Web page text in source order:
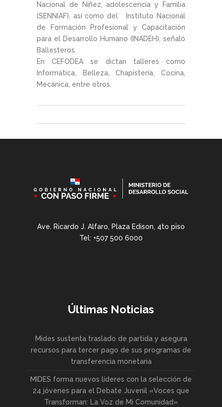
Nacional de Niñez, adolescencia y Familia
(SENNIAF), así como del Instituto Nacional
de Formación Profesional y Capacitación
para el Desarrollo Humano (INADEH), señaló
Ballesteros.
En CEFODEA se dictan talleres como
Informática, Belleza, Chapistería, Cocina,
Mecánica, entre otros.
Ave. Ricardo J. Alfaro, Plaza Edison, 4to piso
Tel: +507 500 6000
Últimas Noticias
Mides sustenta traslado de partida y asegura
recursos para tercer pago de sus programas de
transferencia monetaria
MIDES forma nuevos líderes con la selección de
24 jóvenes para el Debate Juvenil «Voces que
Transforman: La Voz de Mi Comunidad»